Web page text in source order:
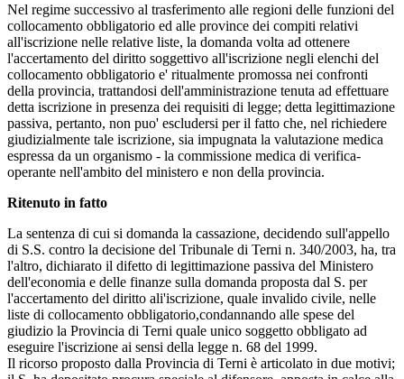
Nel regime successivo al trasferimento alle regioni delle funzioni del
collocamento obbligatorio ed alle province dei compiti relativi
all'iscrizione nelle relative liste, la domanda volta ad ottenere
l'accertamento del diritto soggettivo all'iscrizione negli elenchi del
collocamento obbligatorio e' ritualmente promossa nei confronti
della provincia, trattandosi dell'amministrazione tenuta ad effettuare
detta iscrizione in presenza dei requisiti di legge; detta legittimazione
passiva, pertanto, non puo' escludersi per il fatto che, nel richiedere
giudizialmente tale iscrizione, sia impugnata la valutazione medica
espressa da un organismo - la commissione medica di verifica-
operante nell'ambito del ministero e non della provincia.
Ritenuto in fatto
La sentenza di cui si domanda la cassazione, decidendo sull'appello
di S.S. contro la decisione del Tribunale di Terni n. 340/2003, ha, tra
l'altro, dichiarato il difetto di legittimazione passiva del Ministero
dell'economia e delle finanze sulla domanda proposta dal S. per
l'accertamento del diritto ali'iscrizione, quale invalido civile, nelle
liste di collocamento obbligatorio,condannando alle spese del
giudizio la Provincia di Terni quale unico soggetto obbligato ad
eseguire l'iscrizione ai sensi della legge n. 68 del 1999.
Il ricorso proposto dalla Provincia di Terni è articolato in due motivi;